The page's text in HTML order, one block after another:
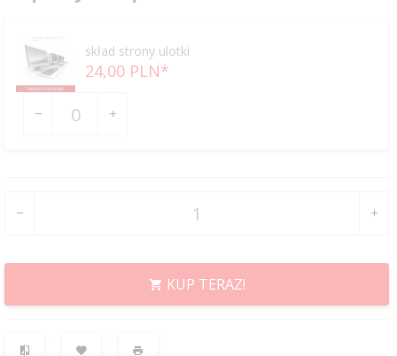
skład strony ulotki
24,00 PLN*
dla
KUP TERAZ!